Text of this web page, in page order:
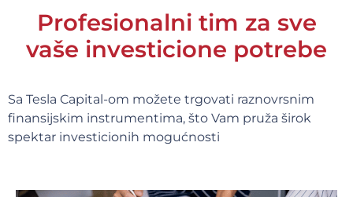
Profesionalni tim za sve
vaše investicione potrebe
Sa Tesla Capital-om možete trgovati raznovrsnim
finansijskim instrumentima, što Vam pruža širok
spektar investicionih mogućnosti